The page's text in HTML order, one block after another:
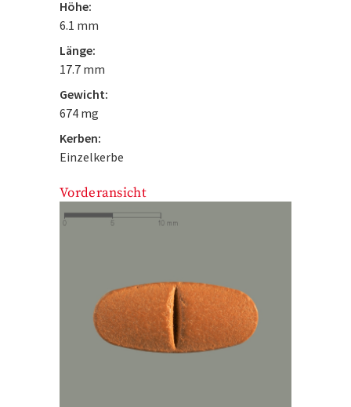
Höhe:
6.1 mm
Länge:
17.7 mm
Gewicht:
674 mg
Kerben:
Einzelkerbe
Vorderansicht